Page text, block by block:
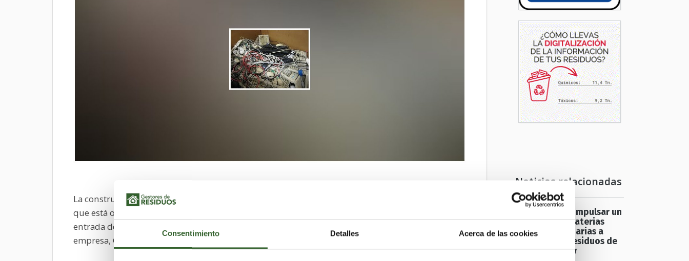
Consentimiento Detalles Acerca de las cookies
La construcción de esta planta, que inició su funcionamiento en pruebas a principios de mayo y
que está operativa desde principios del presente mes, responde a la previsión de incrementar la
entrada de pedidos un 30 % en tres años, tal y como ha indicado el director general de la
empresa, Gustavo Espejo, que estima que se trata de la más grande de la Comunitat Valenciana.
Noticias relacionadas
Europa busca impulsar un
mercado de materias
primas secundarias a
partir de los residuos de
construcción y